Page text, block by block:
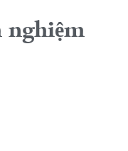
nghiệm